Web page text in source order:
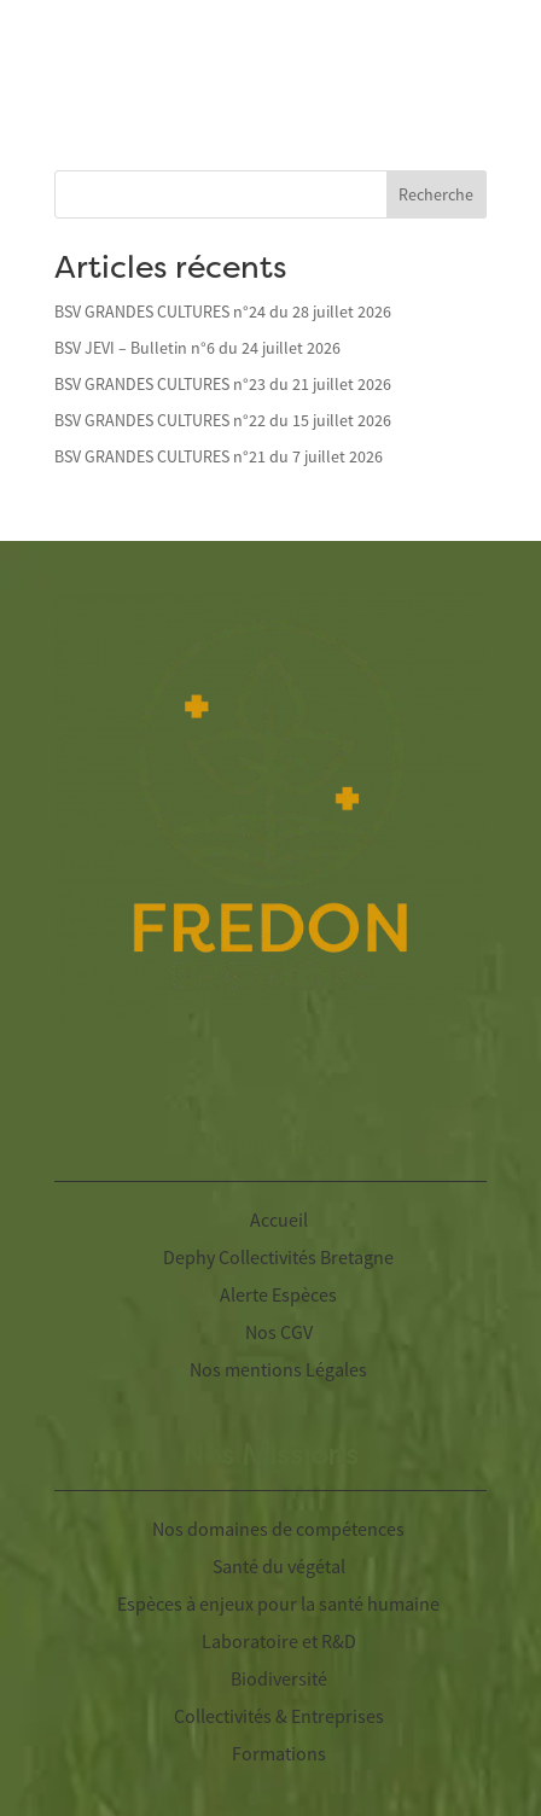
Recherche
Articles récents
BSV GRANDES CULTURES n°24 du 28 juillet 2026
BSV JEVI – Bulletin n°6 du 24 juillet 2026
BSV GRANDES CULTURES n°23 du 21 juillet 2026
BSV GRANDES CULTURES n°22 du 15 juillet 2026
BSV GRANDES CULTURES n°21 du 7 juillet 2026
Accueil
Dephy Collectivités Bretagne
Alerte Espèces
Nos CGV
Nos mentions Légales
Nos domaines de compétences
Santé du végétal
Espèces à enjeux pour la santé humaine
Laboratoire et R&D
Biodiversité
Collectivités & Entreprises
Formations